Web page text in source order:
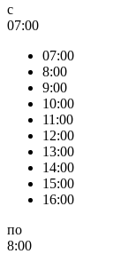
c
07:00
07:00
8:00
9:00
10:00
11:00
12:00
13:00
14:00
15:00
16:00
по
8:00